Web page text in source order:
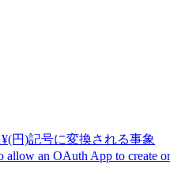
円)記号に変換される事象
allow an OAuth App to